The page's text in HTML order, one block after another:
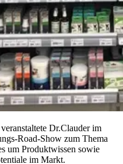
Dr.Clauder im
Road-Show zum Thema
um Produktwissen sowie
im Markt.